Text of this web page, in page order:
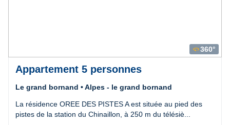
360360°
Appartement 5 personnes
Le grand bornand • Alpes - le grand bornand
La résidence OREE DES PISTES A est située au pied des
pistes de la station du Chinaillon, à 250 m du télésiè...